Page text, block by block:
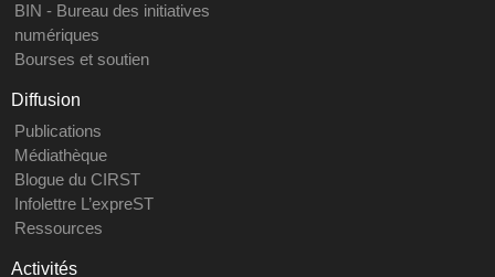
BIN - Bureau des initiatives
numériques
Bourses et soutien
Diffusion
Publications
Médiathèque
Blogue du CIRST
Infolettre L’expreST
Ressources
Activités